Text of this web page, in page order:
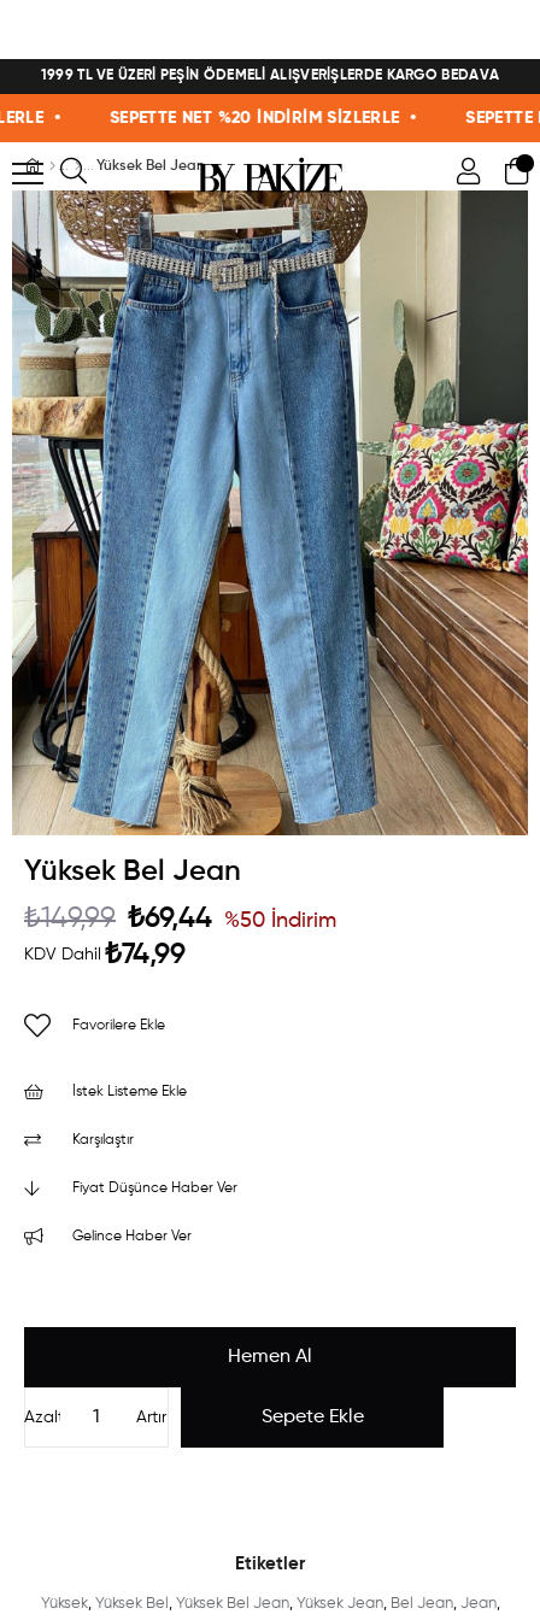
1999 TL VE ÜZERİ PEŞİN ÖDEMELİ ALIŞVERİŞLERDE KARGO BEDAVA
• SEPETTE NET %20 İNDİRİM SİZLERLE • SEPETTE
Yüksek Bel Jean
Yüksek Bel Jean
₺149,99 ₺69,44
KDV Dahil ₺74,99
%50 İndirim
Favorilere Ekle
İstek Listeme Ekle
Karşılaştır
Fiyat Düşünce Haber Ver
Gelince Haber Ver
Artır
Azalt
Etiketler
Yüksek, Yüksek Bel , Yüksek Bel Jean, Yüksek Jean, Bel Jean, Jean,